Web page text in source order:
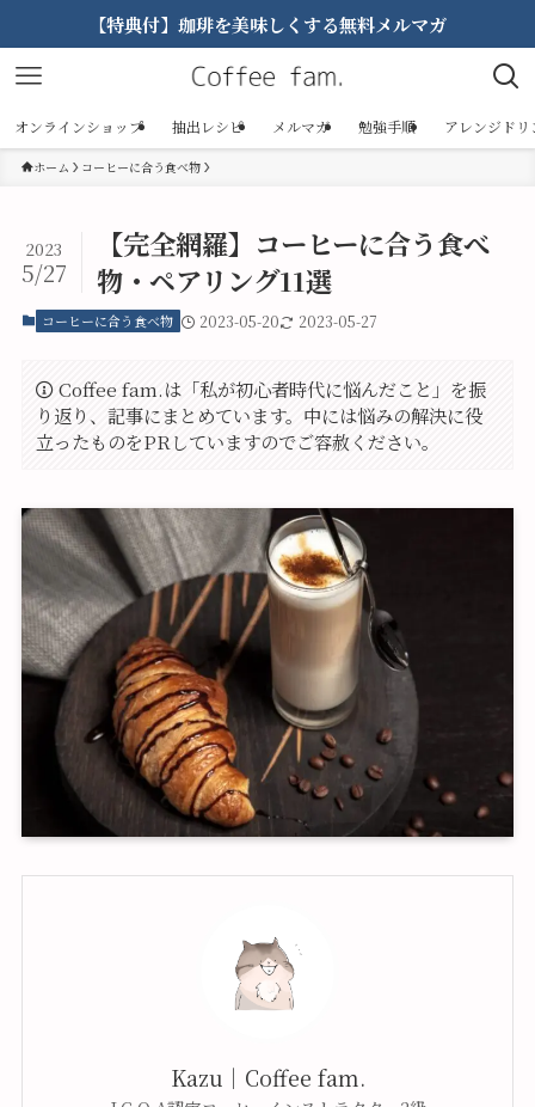
【特典付】珈琲を美味しくする無料メルマガ
オンラインショップ 抽出レシピ メルマガ 勉強手順 アレンジドリ
ホーム コーヒーに合う食べ物
【完全網羅】コーヒーに合う食べ
物・ペアリング11選
2023
5/27
コーヒーに合う食べ物 2023-05-20 2023-05-27
Coffee fam.は「私が初心者時代に悩んだこと」を振
り返り、記事にまとめています。中には悩みの解決に役
立ったものをPRしていますのでご容赦ください。
Kazu｜Coffee fam.